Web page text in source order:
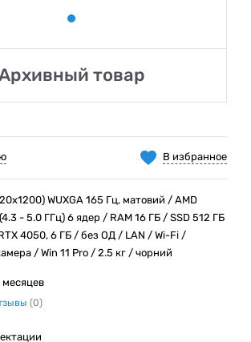
товар
В избранное
WUXGA 165 Гц, матовий / AMD
- 5.0 ГГц) 6 ядер / RAM 16 ГБ / SSD 512 ГБ
4050, 6 ГБ / без ОД / LAN / Wi-Fi /
/ Win 11 Pro / 2.5 кг / чорний
месяцев
(0)